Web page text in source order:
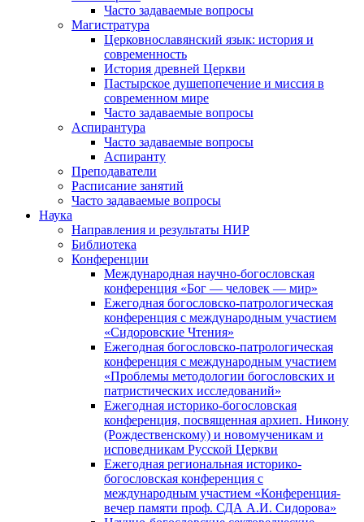
Часто задаваемые вопросы
Магистратура
Церковнославянский язык: история и
современность
История древней Церкви
Пастырское душепопечение и миссия в
современном мире
Часто задаваемые вопросы
Аспирантура
Часто задаваемые вопросы
Аспиранту
Преподаватели
Расписание занятий
Часто задаваемые вопросы
Наука
Направления и результаты НИР
Библиотека
Конференции
Международная научно-богословская
конференция «Бог — человек — мир»
Ежегодная богословско-патрологическая
конференция с международным участием
«Сидоровские Чтения»
Ежегодная богословско-патрологическая
конференция с международным участием
«Проблемы методологии богословских и
патристических исследований»
Ежегодная историко-богословская
конференция, посвященная архиеп. Никону
(Рождественскому) и новомученикам и
исповедникам Русской Церкви
Ежегодная региональная историко-
богословская конференция с
международным участием «Конференция-
вечер памяти проф. СДА А.И. Сидорова»